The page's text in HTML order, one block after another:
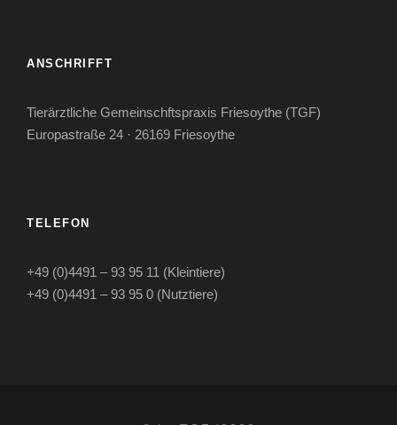
ANSCHRIFFT
Tierärztliche Gemeinschftspraxis Friesoythe (TGF)
Europastraße 24 · 26169 Friesoythe
TELEFON
+49 (0)4491 – 93 95 11 (Kleintiere)
+49 (0)4491 – 93 95 0 (Nutztiere)